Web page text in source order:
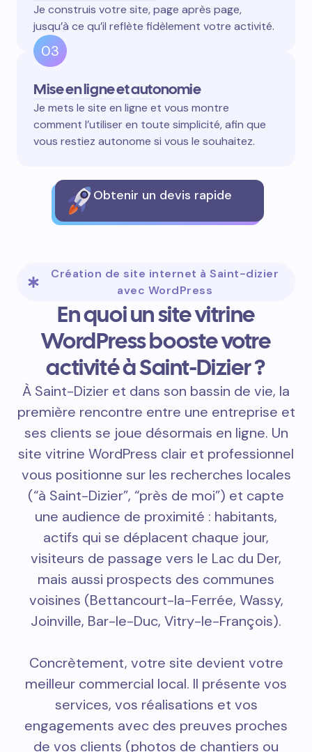
Je construis votre site, page après page,
jusqu’à ce qu’il reflète fidèlement votre activité.
03
Mise en ligne et autonomie
Je mets le site en ligne et vous montre
comment l’utiliser en toute simplicité, afin que
vous restiez autonome si vous le souhaitez.
Obtenir un devis rapide
Création de site internet à Saint-dizier
avec WordPress
En quoi un site vitrine
WordPress booste votre
activité à Saint-Dizier ?
À Saint-Dizier et dans son bassin de vie, la
première rencontre entre une entreprise et
ses clients se joue désormais en ligne. Un
site vitrine WordPress clair et professionnel
vous positionne sur les recherches locales
(“à Saint-Dizier”, “près de moi”) et capte
une audience de proximité : habitants,
actifs qui se déplacent chaque jour,
visiteurs de passage vers le Lac du Der,
mais aussi prospects des communes
voisines (Bettancourt-la-Ferrée, Wassy,
Joinville, Bar-le-Duc, Vitry-le-François).
Concrètement, votre site devient votre
meilleur commercial local. Il présente vos
services, vos réalisations et vos
engagements avec des preuves proches
de vos clients (photos de chantiers ou